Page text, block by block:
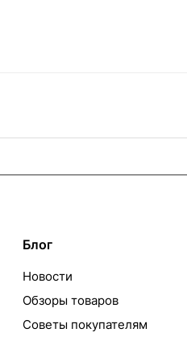
Блог
Новости
Обзоры товаров
Советы покупателям